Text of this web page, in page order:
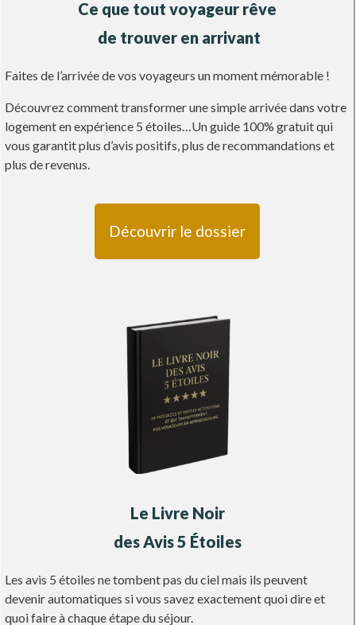
Ce que tout voyageur rêve
de trouver en arrivant
Faites de l’arrivée de vos voyageurs un moment mémorable !
Découvrez comment transformer une simple arrivée dans votre
logement en expérience 5 étoiles…Un guide 100% gratuit qui
vous garantit plus d’avis positifs, plus de recommandations et
plus de revenus.
Découvrir le dossier
Le Livre Noir
des Avis5 Étoiles
Les avis 5 étoiles ne tombent pas du ciel mais ils peuvent
devenir automatiques si vous savez exactement quoi dire et
quoi faire à chaque étape du séjour.